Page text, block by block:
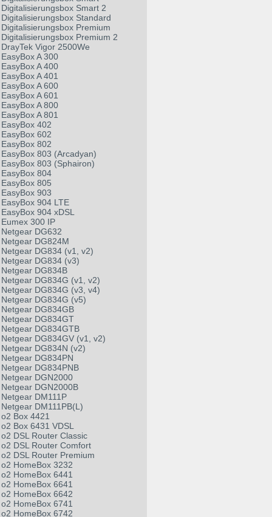
Digitalisierungsbox Smart 2
Digitalisierungsbox Standard
Digitalisierungsbox Premium
Digitalisierungsbox Premium 2
DrayTek Vigor 2500We
EasyBox A 300
EasyBox A 400
EasyBox A 401
EasyBox A 600
EasyBox A 601
EasyBox A 800
EasyBox A 801
EasyBox 402
EasyBox 602
EasyBox 802
EasyBox 803 (Arcadyan)
EasyBox 803 (Sphairon)
EasyBox 804
EasyBox 805
EasyBox 903
EasyBox 904 LTE
EasyBox 904 xDSL
Eumex 300 IP
Netgear DG632
Netgear DG824M
Netgear DG834 (v1, v2)
Netgear DG834 (v3)
Netgear DG834B
Netgear DG834G (v1, v2)
Netgear DG834G (v3, v4)
Netgear DG834G (v5)
Netgear DG834GB
Netgear DG834GT
Netgear DG834GTB
Netgear DG834GV (v1, v2)
Netgear DG834N (v2)
Netgear DG834PN
Netgear DG834PNB
Netgear DGN2000
Netgear DGN2000B
Netgear DM111P
Netgear DM111PB(L)
o2 Box 4421
o2 Box 6431 VDSL
o2 DSL Router Classic
o2 DSL Router Comfort
o2 DSL Router Premium
o2 HomeBox 3232
o2 HomeBox 6441
o2 HomeBox 6641
o2 HomeBox 6642
o2 HomeBox 6741
o2 HomeBox 6742